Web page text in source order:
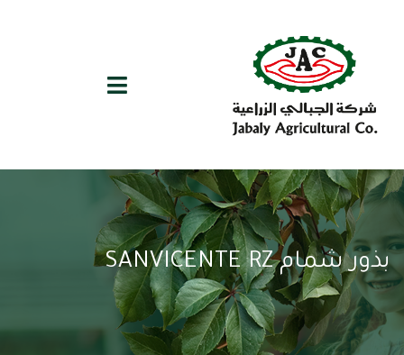
بذور شمام SANVICENTE RZ